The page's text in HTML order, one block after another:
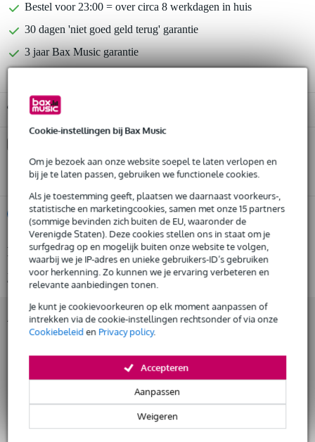
Cookie-instellingen bij Bax Music
Om je bezoek aan onze website soepel te laten verlopen en
bij je te laten passen, gebruiken we functionele cookies.
Als je toestemming geeft, plaatsen we daarnaast voorkeurs-,
statistische en marketingcookies, samen met onze 15 partners
(sommige bevinden zich buiten de EU, waaronder de
Verenigde Staten). Deze cookies stellen ons in staat om je
surfgedrag op en mogelijk buiten onze website te volgen,
waarbij we je IP-adres en unieke gebruikers-ID’s gebruiken
voor herkenning. Zo kunnen we je ervaring verbeteren en
relevante aanbiedingen tonen.
Je kunt je cookievoorkeuren op elk moment aanpassen of
intrekken via de cookie-instellingen rechtsonder of via onze
Cookiebeleiden Privacy policy.
Weigeren
Aanpassen
Accepteren
Bestel voor 23:00 = over circa 8 werkdagen in huis
30 dagen 'niet goed geld terug' garantie
3 jaar Bax Music garantie
Gratis ophalen in de winkel
€ 94,95 eenmalig
Huur dit product
Huur dit product al vanaf 136 euro per maand
Huur meerdere producten tegelijk: min. € 300,- en max.
€ 2.500,-
Al na 4 maanden maandelijks opzegbaar
De mogelijkheid om je product(en) met korting te kopen
Snelle vervanging door Bax Music bij een defect
Huur dit product
Productinformatie
Bekijk alle productspecificaties
Accessoires (58)